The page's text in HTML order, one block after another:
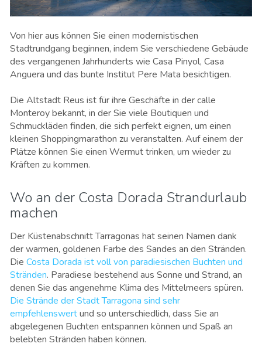
Von hier aus können Sie einen modernistischen
Stadtrundgang beginnen, indem Sie verschiedene Gebäude
des vergangenen Jahrhunderts wie Casa Pinyol, Casa
Anguera und das bunte Institut Pere Mata besichtigen.
Die Altstadt Reus ist für ihre Geschäfte in der calle
Monteroy bekannt, in der Sie viele Boutiquen und
Schmuckläden finden, die sich perfekt eignen, um einen
kleinen Shoppingmarathon zu veranstalten. Auf einem der
Plätze können Sie einen Wermut trinken, um wieder zu
Kräften zu kommen.
Wo an der Costa Dorada Strandurlaub
machen
Der Küstenabschnitt Tarragonas hat seinen Namen dank
der warmen, goldenen Farbe des Sandes an den Stränden.
Die Costa Dorada ist voll von paradiesischen Buchten und
Stränden. Paradiese bestehend aus Sonne und Strand, an
denen Sie das angenehme Klima des Mittelmeers spüren.
Die Strände der Stadt Tarragona sind sehr
empfehlenswertund so unterschiedlich, dass Sie an
abgelegenen Buchten entspannen können und Spaß an
belebten Stränden haben können.